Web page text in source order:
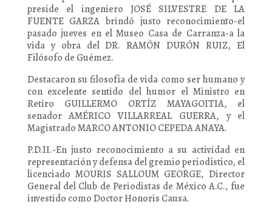
preside el ingeniero JOSÉ SILVESTRE DE LA
FUENTE GARZA brindó justo reconocimiento-el
pasado jueves en el Museo Casa de Carranza-a la
vida y obra del DR. RAMÓN DURÓN RUIZ, El
Filósofo de Guémez.
Destacaron su filosofía de vida como ser humano y
con excelente sentido del humor el Ministro en
Retiro GUILLERMO ORTÍZ MAYAGOITIA, el
senador AMÉRICO VILLARREAL GUERRA, y el
Magistrado MARCO ANTONIO CEPEDA ANAYA.
P.D.II.-En justo reconocimiento a su actividad en
representación y defensa del gremio periodístico, el
licenciado MOURIS SALLOUM GEORGE, Director
General del Club de Periodistas de México A.C., fue
investido como Doctor Honoris Causa.